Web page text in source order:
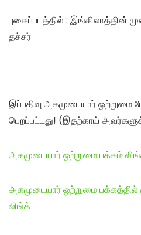
புகைப்படத்தில் : இங்கிலாத்தின்
தச்சர்
இப்பதிவு அகமுடையார் ஒற்றுமை
பெறப்பட்டது! (இதற்காய்
அகமுடையார் ஒற்றுமை பக்கம்
அகமுடையார் ஒற்றுமை பக்கத்தில்
லிங்க்